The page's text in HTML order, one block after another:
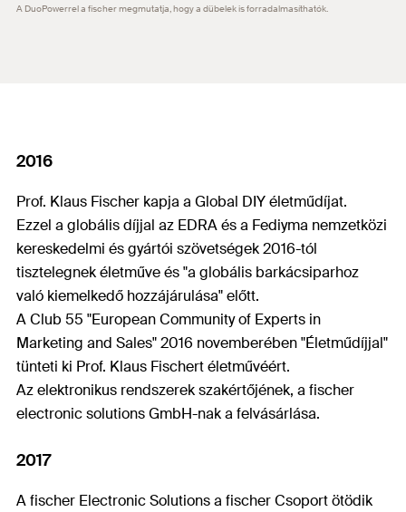
A DuoPowerrel a fischer megmutatja, hogy a dübelek is forradalmasíthatók.
2016
Prof. Klaus Fischer kapja a Global DIY életműdíjat.
Ezzel a globális díjjal az EDRA és a Fediyma nemzetközi
kereskedelmi és gyártói szövetségek 2016-tól
tisztelegnek életműve és "a globális barkácsiparhoz
való kiemelkedő hozzájárulása" előtt.
A Club 55 "European Community of Experts in
Marketing and Sales" 2016 novemberében "Életműdíjjal"
tünteti ki Prof. Klaus Fischert életművéért.
Az elektronikus rendszerek szakértőjének, a fischer
electronic solutions GmbH-nak a felvásárlása.
2017
A fischer Electronic Solutions a fischer Csoport ötödik